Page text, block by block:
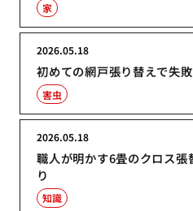
家
初めての網戸張り替えで失
2026.05.18
害虫
職人が明かす6畳のクロス
り
2026.05.18
知識